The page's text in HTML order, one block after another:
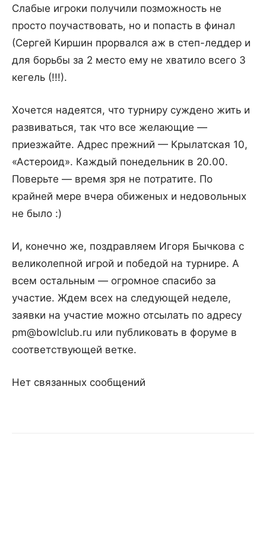
Слабые игроки получили позможность не
просто поучаствовать, но и попасть в финал
(Сергей Киршин прорвался аж в степ-леддер и
для борьбы за 2 место ему не хватило всего 3
кегель (!!!).
Хочется надеятся, что турниру суждено жить и
развиваться, так что все желающие —
приезжайте. Адрес прежний — Крылатская 10,
«Астероид». Каждый понедельник в 20.00.
Поверьте — время зря не потратите. По
крайней мере вчера обиженых и недовольных
не было :)
И, конечно же, поздравляем Игоря Бычкова с
великолепной игрой и победой на турнире. А
всем остальным — огромное спасибо за
участие. Ждем всех на следующей неделе,
заявки на участие можно отсылать по адресу
pm@bowlclub.ru или публиковать в форуме в
соответствующей ветке.
Нет связанных сообщений